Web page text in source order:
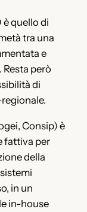
è quello di
tra una
e
però
di
Consip) è
fattiva per
della
in un
in-house